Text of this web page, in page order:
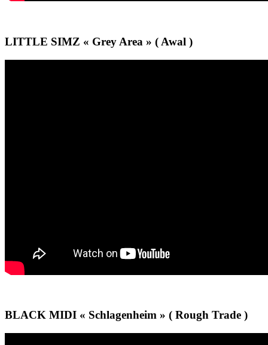
LITTLE SIMZ « Grey Area » ( Awal )
BLACK MIDI « Schlagenheim » ( Rough Trade )